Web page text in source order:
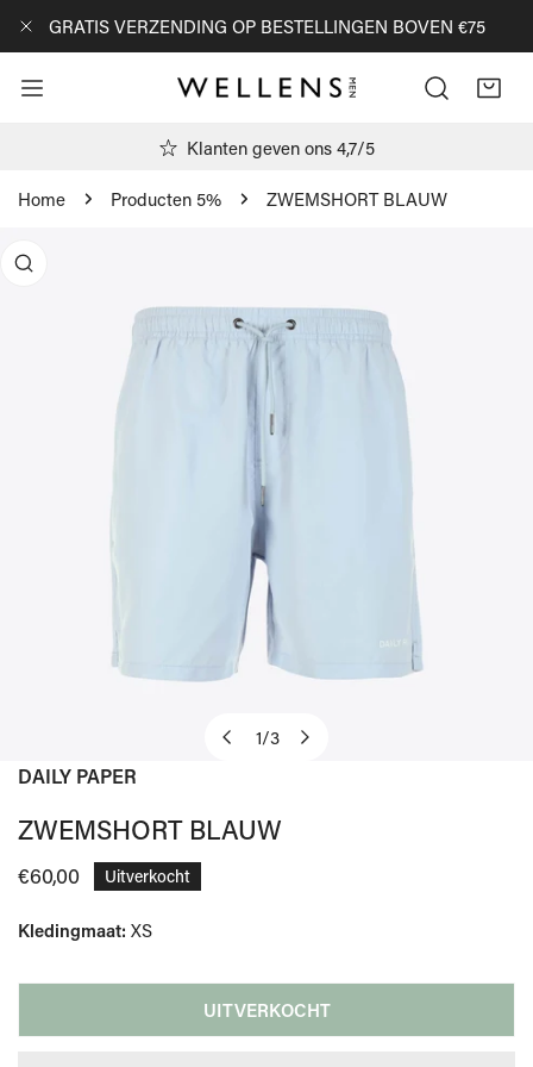
NAAR ARTIKEL
GRATIS VERZENDING OP BESTELLINGEN BOVEN €75
Klanten geven ons 4,7/5
Home Producten 5% ZWEMSHORT BLAUW
1/3
OPEN MEDIA IN GALERIJWEERGAVE
DAILY PAPER
ZWEMSHORT BLAUW
Normale
€60,00 Uitverkocht
Kledingmaat: XS
UITVERKOCHT